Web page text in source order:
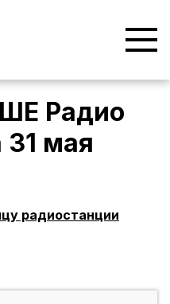
Радио
31 мая
радиостанции